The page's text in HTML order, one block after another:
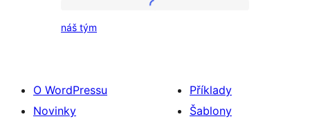
náš tým
O WordPressu
Novinky
Příklady
Šablony